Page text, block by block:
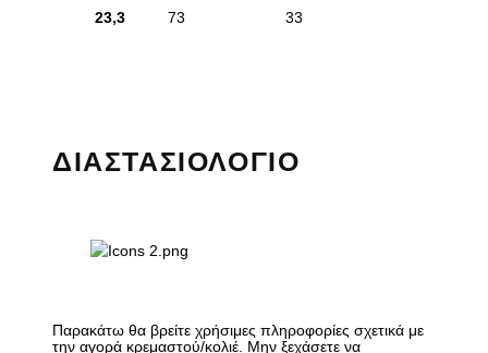
23,3
73 33
ΔΙΑΣΤΑΣΙΟΛΟΓΙΟ
Παρακάτω θα βρείτε χρήσιμες πληροφορίες σχετικά με
την αγορά κρεμαστού/κολιέ. Μην ξεχάσετε να